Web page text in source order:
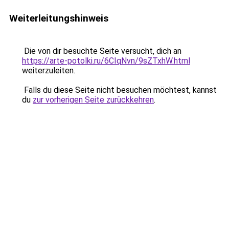
Weiterleitungshinweis
Die von dir besuchte Seite versucht, dich an
https://arte-potolki.ru/6CIqNvn/9sZTxhW.html
weiterzuleiten.
Falls du diese Seite nicht besuchen möchtest, kannst
du zur vorherigen Seite zurückkehren.